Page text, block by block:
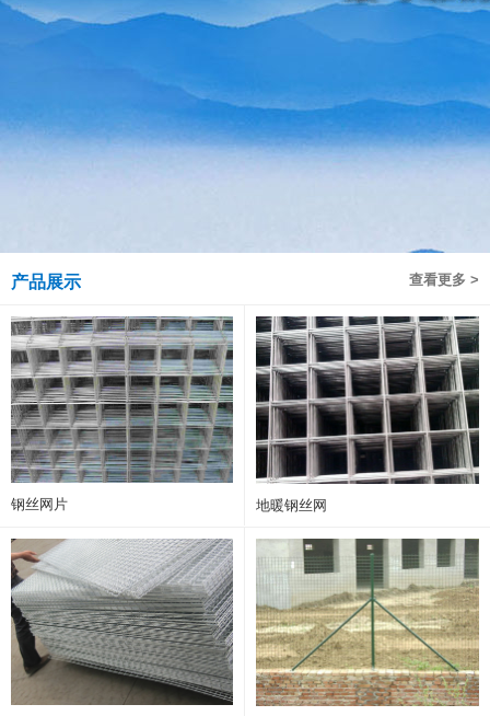
查看更多 >
产品展示
钢丝网片 地暖钢丝网